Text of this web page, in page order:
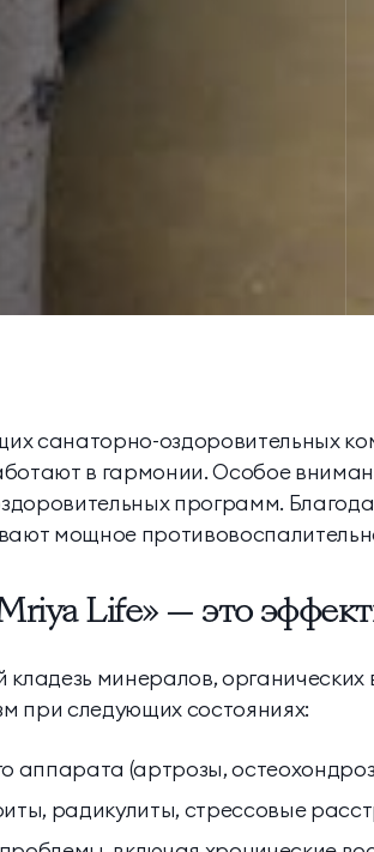
санаторно-оздоровительных
в гармонии. Особое
программ.
мощное
Life» — это
кладезь минералов,
при следующих состояниях:
аппарата (артрозы,
радикулиты, стрессовые